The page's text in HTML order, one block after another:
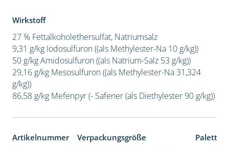
Wirkstoff
27 % Fettalkoholethersulfat, Natriumsalz
9,31 g/kg Iodosulfuron ((als Methylester-Na 10 g/kg))
50 g/kg Amidosulfuron ((als Natrium-Salz 53 g/kg))
29,16 g/kg Mesosulfuron ((als Methylester-Na 31,324
g/kg))
86,58 g/kg Mefenpyr (- Safener (als Diethylester 90 g/kg))
Artikelnummer Verpackungsgröße